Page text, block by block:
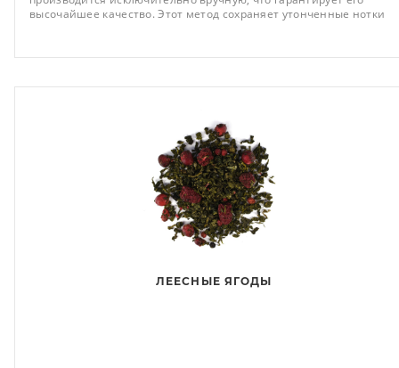
высочайшее качество. Этот метод сохраняет утонченные нотки
завершающимся легким цветочным послевкусием.
ЛЕЕСНЫЕ ЯГОДЫ